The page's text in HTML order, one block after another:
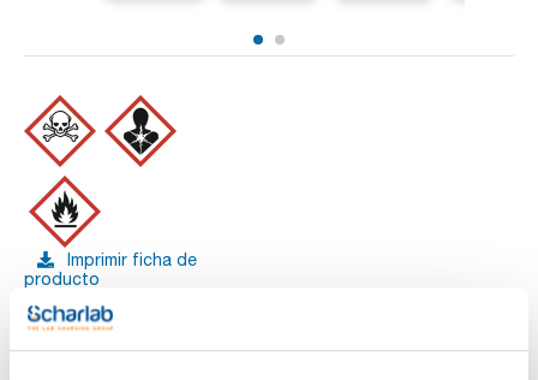
Imprimir ficha de
producto
Capacidad : x 1 l
- Densidad: 1,35 g/cm3